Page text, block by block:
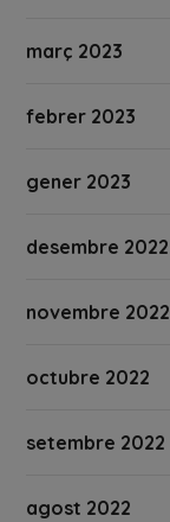
març 2023
febrer 2023
gener 2023
desembre 2022
novembre 2022
octubre 2022
setembre 2022
agost 2022